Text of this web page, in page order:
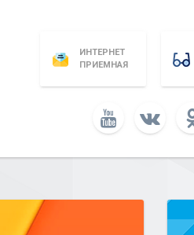
ИНТЕРНЕТ
ПРИЕМНАЯ